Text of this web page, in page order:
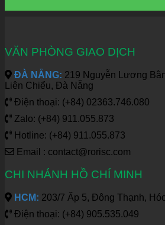
VĂN PHÒNG GIAO DỊCH
ĐÀ NẴNG: 219 Nguyễn Lương
Liên Chiểu, Đà Nẵng
Điện thoại: (+84) 02363.746.080
Zalo: (+84) 911.055.873
Hotline: (+84) 911.055.873
Email : contact@rorisc.com
CHI NHÁNH HỒ CHÍ MINH
HCM: 203/7 Ấp 5, Đông Thạnh,
Điện thoại: (+84) 905.535.049